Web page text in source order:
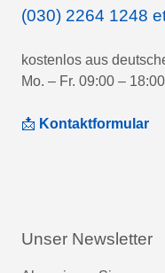
(030) 2264 1248
kostenlos aus
Mo. – Fr. 09:00 –
📩 Kontaktformular
Unser Newsletter